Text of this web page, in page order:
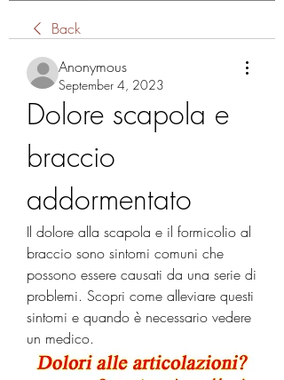
Back
Anonymous
September 4, 2023
Dolore scapola e
braccio
addormentato
Il dolore alla scapola e il formicolio al
braccio sono sintomi comuni che
possono essere causati da una serie di
problemi. Scopri come alleviare questi
sintomi e quando è necessario vedere
un medico.